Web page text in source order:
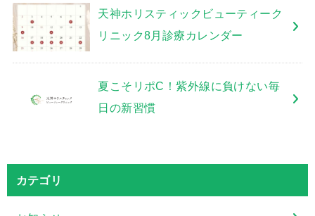
天神ホリスティックビューティーク
リニック8月診療カレンダー
夏こそリポC！紫外線に負けない毎
日の新習慣
カテゴリ